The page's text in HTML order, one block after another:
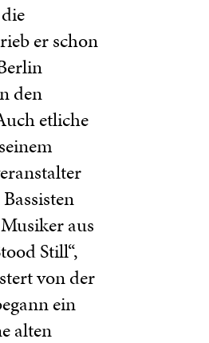
er schon
den
etliche
aus
Still“,
von der
ein
alten